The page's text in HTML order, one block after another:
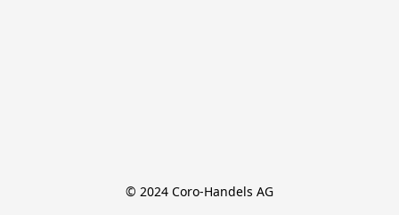
© 2024 Coro-Handels AG